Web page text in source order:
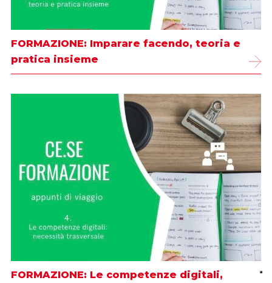
FORMAZIONE: Imparare facendo, teoria e
pratica insieme
FORMAZIONE: Le competenze digitali,